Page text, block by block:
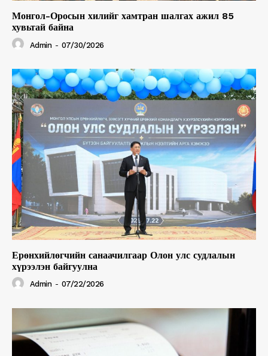
Монгол-Оросын хилийг хамтран шалгах ажил 85
хувьтай байна
Admin - 07/30/2026
Ерөнхийлөгчийн санаачилгаар Олон улс судлалын
хүрээлэн байгуулна
Admin - 07/22/2026